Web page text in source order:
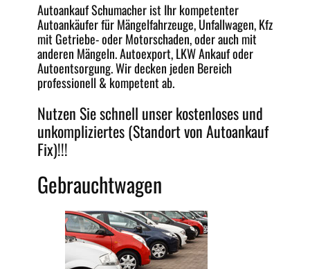
AutoankaufSchumacher ist Ihr kompetenter
Autoankäufer für Mängelfahrzeuge,Unfallwagen, Kfz
mit Getriebe-oderMotorschaden, oder auch mit
anderen Mängeln.Autoexport, LKW Ankauf oder
Autoentsorgung. Wir decken jeden Bereich
professionell &kompetentab.
Nutzen Sie schnell unser kostenloses und
unkompliziertes(Standort von Autoankauf
Fix)!!!
Gebrauchtwagen